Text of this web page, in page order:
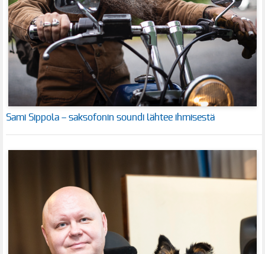
Sami Sippola – saksofonin soundi lähtee ihmisestä